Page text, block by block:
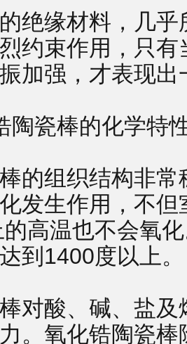
绝缘材料，几
约束作用，只
加强，才表现
陶瓷棒的化学特
的组织结构非
发生作用，不
高温也不会氧
到1400度以上。
对酸、碱、盐
。氧化锆陶瓷